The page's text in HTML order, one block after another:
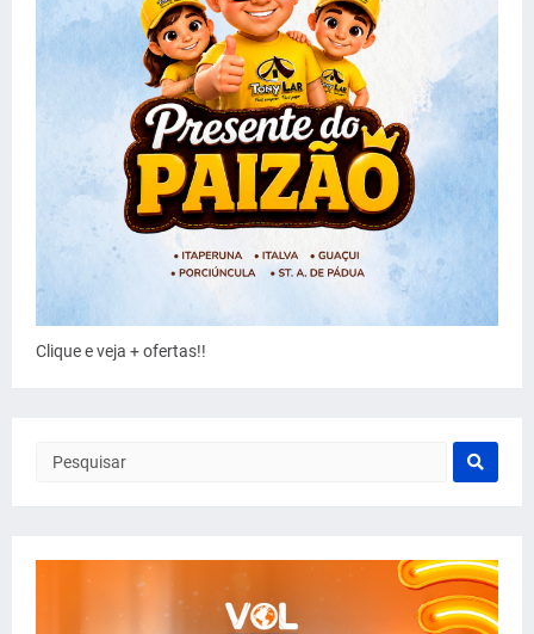
Clique e veja + ofertas!!